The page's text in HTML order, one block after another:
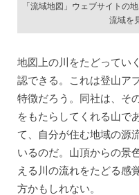
「流域地図」ウェブサイトの
流域を
地図上の川をたどってい
認できる。これは登山ア
特徴だろう。同社は、そ
をもたらしてくれる山で
て、自分が住む地域の源
いるのだ。山頂からの景
える川の流れをたどる感
方かもしれない。